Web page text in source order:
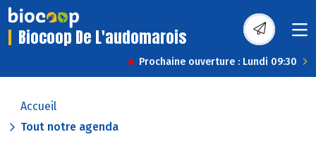
Biocoop De L'audomarois
Prochaine ouverture : Lundi 09:30
Accueil
Tout notre agenda